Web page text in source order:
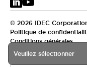
Veuillez sélectionner
© 2026 IDEC
Politique de
Conditions générales
EMEA